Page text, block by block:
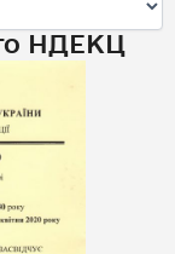
НДЕКЦ